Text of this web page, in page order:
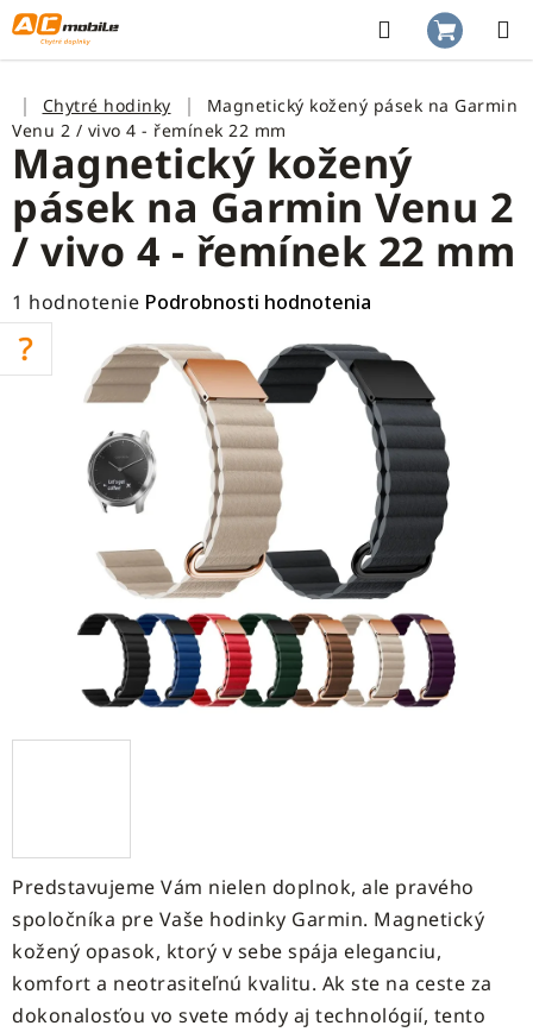
Prejsť
na
obsah
Hľadať
KOŠÍK
DomovChytré hodinky
Magnetický kožený pásek na Garmin
Venu 2 / vivo 4 - řemínek 22 mm
Predstavujeme Vám nielen doplnok, ale pravého
spoločníka pre Vaše hodinky Garmin. Magnetický
kožený opasok, ktorý v sebe spája eleganciu,
komfort a neotrasiteľnú kvalitu. Ak ste na ceste za
dokonalosťou vo svete módy aj technológií, tento
Magnetický kožený
pásek na Garmin Venu 2
/ vivo 4 - řemínek 22 mm
Priemerné
hodnotenie
produktu
1 hodnotenie Podrobnosti hodnotenia